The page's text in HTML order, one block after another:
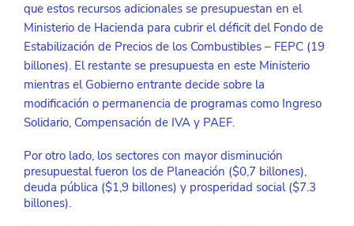
que estos recursos adicionales se presupuestan en el
Ministerio de Hacienda para cubrir el déficit del Fondo de
Estabilización de Precios de los Combustibles – FEPC (19
billones). El restante se presupuesta en este Ministerio
mientras el Gobierno entrante decide sobre la
modificación o permanencia de programas como Ingreso
Solidario, Compensación de IVA y PAEF.
Por otro lado, los sectores con mayor disminución
presupuestal fueron los de Planeación ($0,7 billones),
deuda pública ($1,9 billones) y prosperidad social ($7.3
billones).